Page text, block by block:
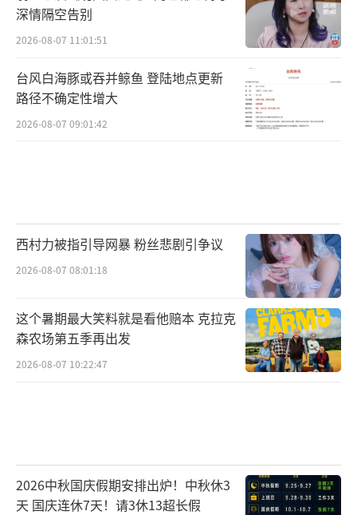
深情隔空告别
2026-08-07 11:01:51
台风白海豚或吞并鲸鱼 登陆地点更新
路径不确定性增大
2026-08-07 09:01:42
西村力被指引导网暴 粉丝悲剧引争议
2026-08-07 08:01:18
这个暑期最大笑料就是看他赔本 克拉克
森农场第五季再出发
2026-08-07 10:22:47
2026中秋国庆假期安排出炉！中秋休3
天 国庆连休7天！请3休13超长假